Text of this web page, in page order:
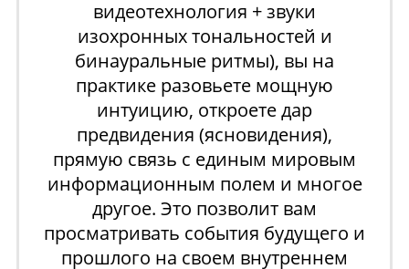
видеотехнология + звуки
изохронных тональностей и
бинауральные ритмы), вы на
практике разовьете мощную
интуицию, откроете дар
предвидения (ясновидения),
прямую связь с единым мировым
информационным полем и многое
другое. Это позволит вам
просматривать события будущего и
прошлого на своем внутреннем